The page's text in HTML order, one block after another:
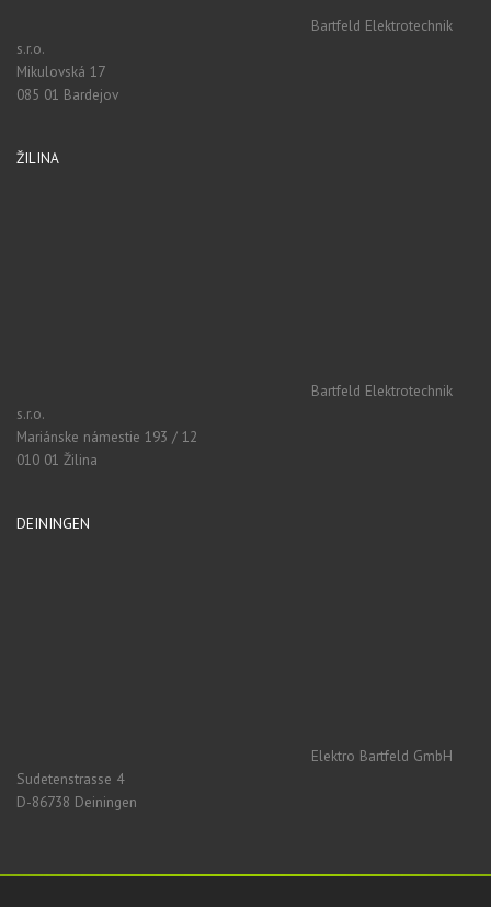
Bartfeld Elektrotechnik
s.r.o.
Mikulovská 17
085 01 Bardejov
ŽILINA
Bartfeld Elektrotechnik
s.r.o.
Mariánske námestie 193 / 12
010 01 Žilina
DEININGEN
Elektro Bartfeld GmbH
Sudetenstrasse 4
D-86738 Deiningen